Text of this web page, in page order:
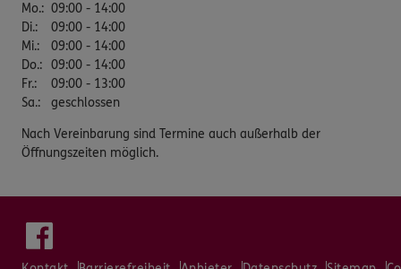
Mo.: 09:00 - 14:00
Di.:
09:00 - 14:00
Mi.:
09:00 - 14:00
Do.: 09:00 - 14:00
Fr.:
09:00 - 13:00
Sa.: geschlossen
Nach Vereinbarung sind Termine auch außerhalb der
Öffnungszeiten möglich.